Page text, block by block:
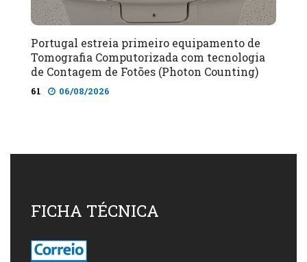
Portugal estreia primeiro equipamento de
Tomografia Computorizada com tecnologia
de Contagem de Fotões (Photon Counting)
61 06/08/2026
FICHA TÉCNICA